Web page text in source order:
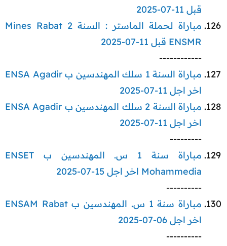
قبل 11-07-2025
مباراة لحملة الماستر : السنة 2 Mines Rabat
ENSMR قبل 11-07-2025
------------​
مباراة السنة 1 سلك المهندسين ب ENSA Agadir
اخر اجل 11-07-2025
مباراة السنة 2 سلك المهندسين ب ENSA Agadir
اخر اجل 11-07-2025
---------​
مباراة سنة 1 س. المهندسين ب ENSET
Mohammedia اخر اجل 15-07-2025
----------​
مباراة سنة 1 س. المهندسين ب ENSAM Rabat
اخر اجل 06-07-2025
----------​